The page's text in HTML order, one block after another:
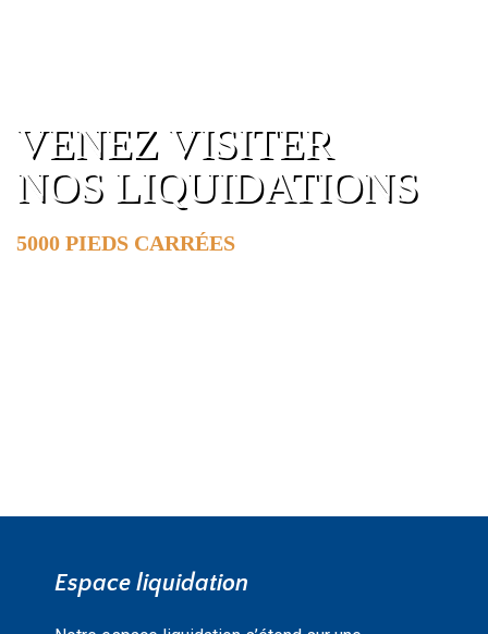
VENEZ VISITER
NOS LIQUIDATIONS
5000 PIEDS CARRÉES
Espace liquidation